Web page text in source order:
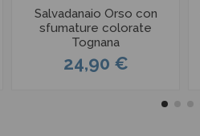
Salvadanaio Orso con
sfumature colorate
Tognana
24,90 €